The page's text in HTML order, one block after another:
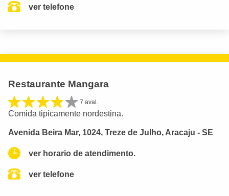
ver telefone
Restaurante Mangara
7 aval.
Comida tipicamente nordestina.
Avenida Beira Mar, 1024, Treze de Julho, Aracaju - SE
ver horario de atendimento.
ver telefone